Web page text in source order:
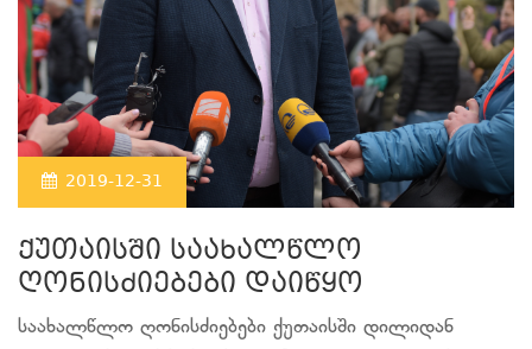
2019-12-31
ქუთაისში საახალწლო
ღონისძიებები დაიწყო
საახალწლო ღონისძიებები ქუთაისში დილიდან